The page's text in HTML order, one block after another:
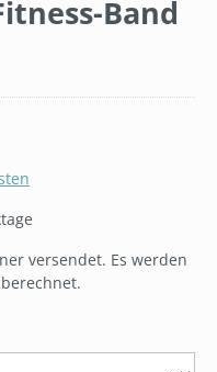
Band
versendet. Es werden